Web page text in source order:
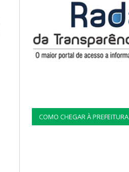
COMO CHEGAR À PREFEITURA